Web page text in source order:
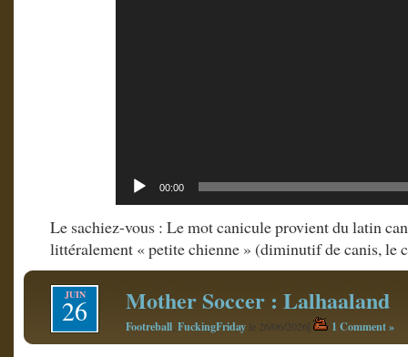
00:00
Le sachiez-vous : Le mot canicule provient du latin
littéralement « petite chienne » (diminutif de canis, le
JUIN
26 Mother Soccer : Lalhaaland
Footreball FuckingFriday le 26/06/2026| 1 Comment »